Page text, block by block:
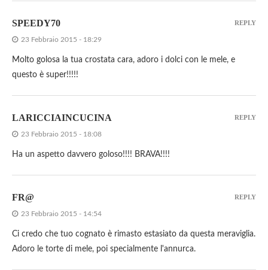
SPEEDY70
23 Febbraio 2015 - 18:29
Molto golosa la tua crostata cara, adoro i dolci con le mele, e
questo è super!!!!!
REPLY
LARICCIAINCUCINA
23 Febbraio 2015 - 18:08
Ha un aspetto davvero goloso!!!! BRAVA!!!!
REPLY
FR@
23 Febbraio 2015 - 14:54
Ci credo che tuo cognato è rimasto estasiato da questa meraviglia.
Adoro le torte di mele, poi specialmente l'annurca.
REPLY